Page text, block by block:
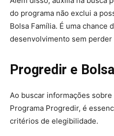
do programa não exclui a
Bolsa Família. É uma chance
desenvolvimento sem
Progredir e
Ao buscar informações sobre
Programa Progredir, é
critérios de elegibilidade.